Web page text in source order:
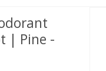
| Pine -